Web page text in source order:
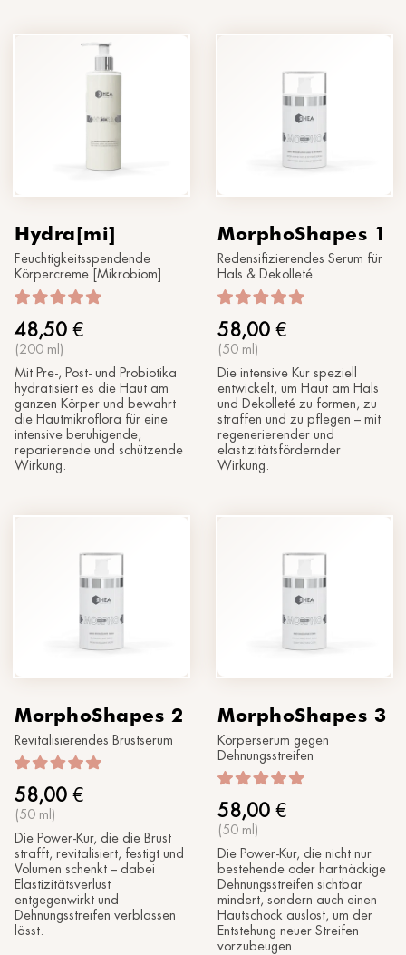
Hydra[mi]
Feuchtigkeitsspendende
Körpercreme [Mikrobiom]
48,50 €
(200 ml)
Mit Pre-, Post- und Probiotika
hydratisiert es die Haut am
ganzen Körper und bewahrt
die Hautmikroflora für eine
intensive beruhigende,
reparierende und schützende
Wirkung.
MorphoShapes 1
Redensifizierendes Serum für
Hals & Dekolleté
58,00 €
(50 ml)
Die intensive Kur speziell
entwickelt, um Haut am Hals
und Dekolleté zu formen, zu
straffen und zu pflegen – mit
regenerierender und
elastizitätsfördernder
Wirkung.
MorphoShapes 2
Revitalisierendes Brustserum
58,00 €
(50 ml)
Die Power-Kur, die die Brust
strafft, revitalisiert, festigt und
Volumen schenkt – dabei
Elastizitätsverlust
entgegenwirkt und
Dehnungsstreifen verblassen
lässt.
MorphoShapes 3
Körperserum gegen
Dehnungsstreifen
58,00 €
(50 ml)
Die Power-Kur, die nicht nur
bestehende oder hartnäckige
Dehnungsstreifen sichtbar
mindert, sondern auch einen
Hautschock auslöst, um der
Entstehung neuer Streifen
vorzubeugen.